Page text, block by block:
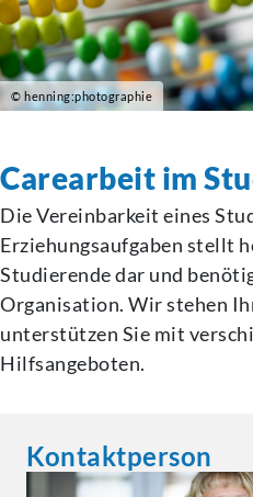
© henning:photographie
Carearbeit im
Die Vereinbarkeit eines
Erziehungsaufgaben stellt
Studierende dar und
Organisation. Wir stehen
unterstützen Sie mit
Hilfsangeboten.
Kontaktperson